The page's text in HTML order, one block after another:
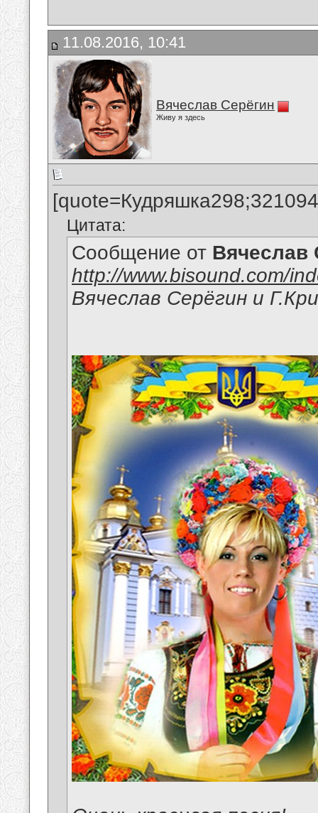
11.08.2016, 10:41
Вячеслав Серёгин
Живу я здесь
Цитата:
Сообщение от Вячеслав
http://www.bisound.com/
Вячеслав Серёгин и